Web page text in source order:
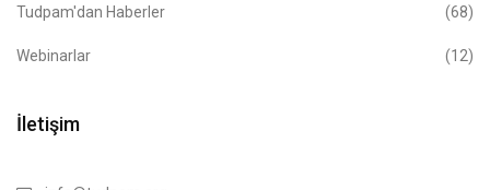
Tudpam'dan Haberler (68)
Webinarlar (12)
İletişim